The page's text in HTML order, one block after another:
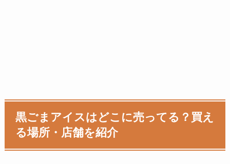
黒ごまアイスはどこに売ってる？買え
る場所・店舗を紹介